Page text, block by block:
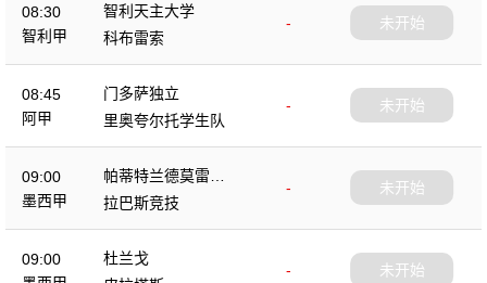
08:30
智利甲
智利天主大学
-
科布雷索
未开始
08:45
阿甲
门多萨独立
-
里奥夸尔托学生队
未开始
09:00
墨西甲
帕蒂特兰德莫雷洛
斯
-
拉巴斯竞技
未开始
09:00
杜兰戈
-
未开始